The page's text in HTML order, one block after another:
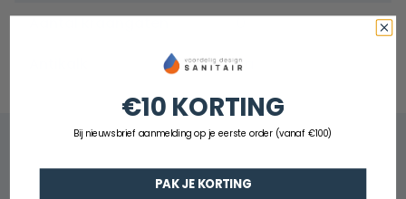
Aantal kraangaten
0
Ja
€10 KORTING
Bij nieuwsbrief aanmelding op je eerste order (vanaf €100)
PAK JE KORTING